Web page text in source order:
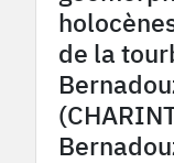
de la